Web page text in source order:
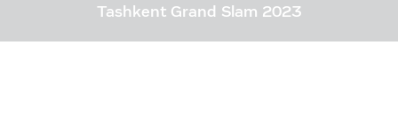
Tashkent Grand Slam 2023